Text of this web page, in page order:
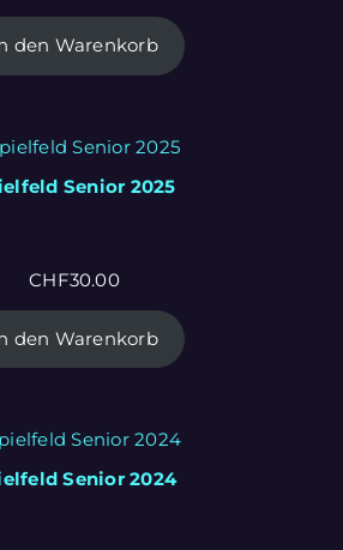
den Warenkorb
Senior 2025
CHF30.00
den Warenkorb
Senior 2024